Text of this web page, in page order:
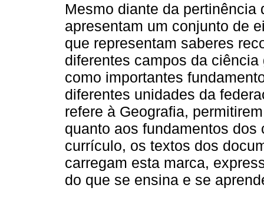
Mesmo diante da
apresentam um conjunto de
que representam saberes
diferentes campos da
como importantes
diferentes unidades da
refere à Geografia,
quanto aos fundamentos
currículo, os textos dos
carregam esta marca,
do que se ensina e se